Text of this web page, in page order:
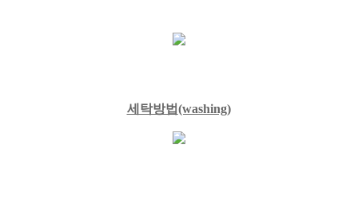
세탁방법(washing)